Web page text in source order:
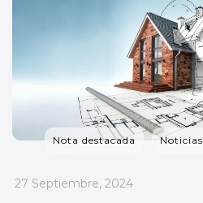
Nota destacada Noticias
_
27 Septiembre, 2024